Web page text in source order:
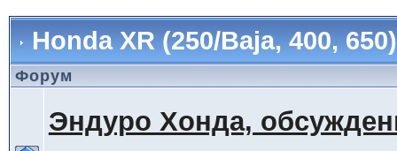
Honda XR (250/Baja, 400,
Форум
Эндуро Хонда,